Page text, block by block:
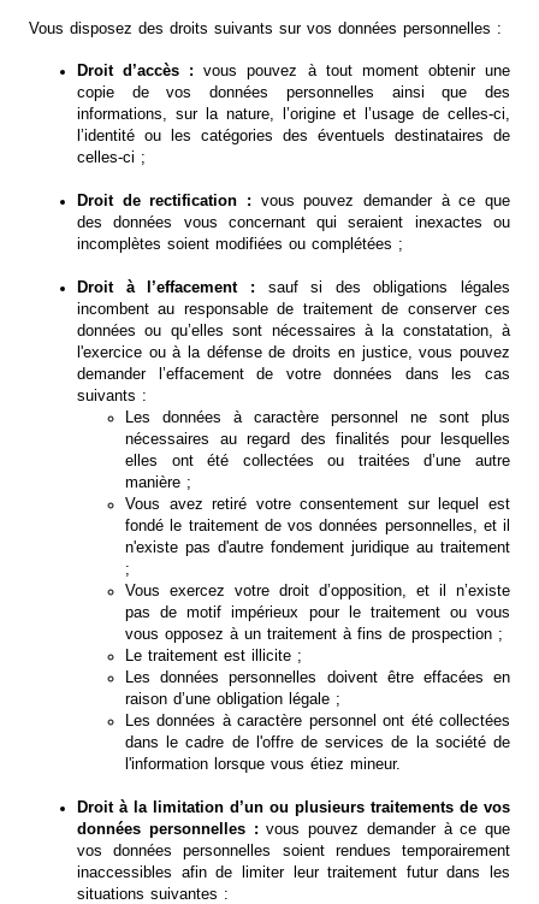
Vous disposez des droits suivants sur vos données personnelles :
Droit d’accès :vous pouvez à tout moment obtenir une
copie de vos données personnelles ainsi que des
informations, sur la nature, l’origine et l’usage de celles-ci,
l’identité ou les catégories des éventuels destinataires de
celles-ci ;
Droit de rectification : vous pouvez demander à ce que
des données vous concernant qui seraient inexactes ou
incomplètes soient modifiées ou complétées ;
Droit à l’effacement : sauf si des obligations légales
incombent au responsable de traitement de conserver ces
données ou qu’elles sont nécessaires à la constatation, à
l'exercice ou à la défense de droits en justice, vous pouvez
demander l’effacement de votre données dans les cas
suivants :
Les données à caractère personnel ne sont plus
nécessaires au regard des finalités pour lesquelles
elles ont été collectées ou traitées d’une autre
manière ;
Vous avez retiré votre consentement sur lequel est
fondé le traitement de vos données personnelles, et il
n'existe pas d'autre fondement juridique au traitement
;
Vous exercez votre droit d’opposition, et il n’existe
pas de motif impérieux pour le traitement ou vous
vous opposez à un traitement à fins de prospection ;
Le traitement est illicite ;
Les données personnelles doivent être effacées en
raison d’une obligation légale ;
Les données à caractère personnel ont été collectées
dans le cadre de l'offre de services de la société de
l'information lorsque vous étiez mineur.
Droit à la limitation d’un ou plusieurs traitements de vos
données personnelles :vous pouvez demander à ce que
vos données personnelles soient rendues temporairement
inaccessibles afin de limiter leur traitement futur dans les
situations suivantes :